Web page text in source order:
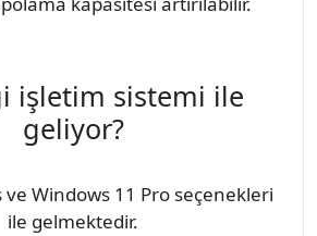
işletim sistemi ile
geliyor?
ve Windows 11 Pro seçenekleri
ile gelmektedir.